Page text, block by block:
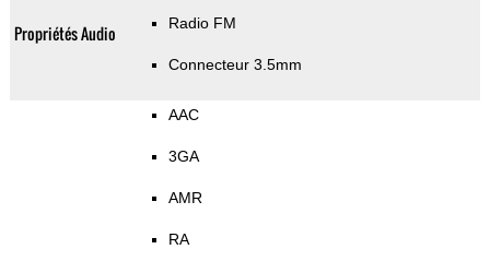
Propriétés Audio Radio FM
Connecteur 3.5mm
AAC
3GA
AMR
RA